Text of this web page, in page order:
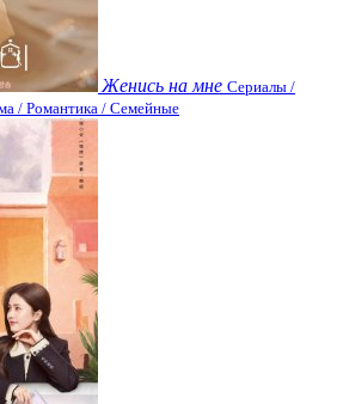
Женись на мне Сериалы /
/ Романтика / Семейные